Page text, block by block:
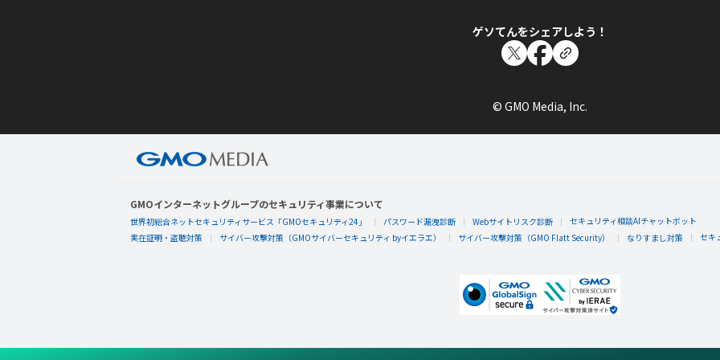
ゲソてんをシェアしよう！
© GMO Media, Inc.
GMOインターネットグループのセキュリティ事業について
世界初総合ネットセキュリティサービス「GMOセキュリティ24」 パスワード漏洩診断 Webサイトリスク診断
セキュリティ相談AIチャットボット
実在証明・盗聴対策
サイバー攻撃対策（GMOサイバーセキュリティ byイエラエ） サイバー攻撃対策（GMO Flatt Security） なりすまし対策 セキ